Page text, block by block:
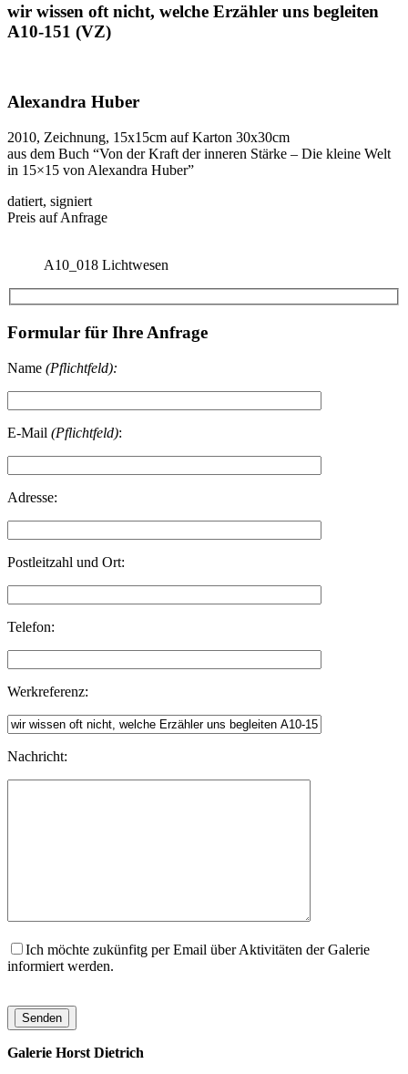
wir wissen oft nicht, welche Erzähler uns begleiten
A10-151 (VZ)
Alexandra Huber
2010, Zeichnung, 15x15cm auf Karton 30x30cm
aus dem Buch “Von der Kraft der inneren Stärke – Die kleine Welt
in 15×15 von Alexandra Huber”
datiert, signiert
Preis auf Anfrage
A10_018 Lichtwesen
Formular für Ihre Anfrage
Name (Pflichtfeld):
E-Mail (Pflichtfeld):
Adresse:
Postleitzahl und Ort:
Telefon:
Werkreferenz:
Nachricht:
Ich möchte zukünfitg per Email über Aktivitäten der Galerie
informiert werden.
Galerie Horst Dietrich